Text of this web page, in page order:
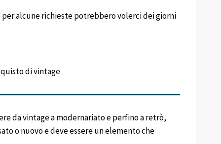
alcune richieste potrebbero volerci dei giorni
di vintage
da vintage a modernariato e perfino a retrò,
o nuovo e deve essere un elemento che